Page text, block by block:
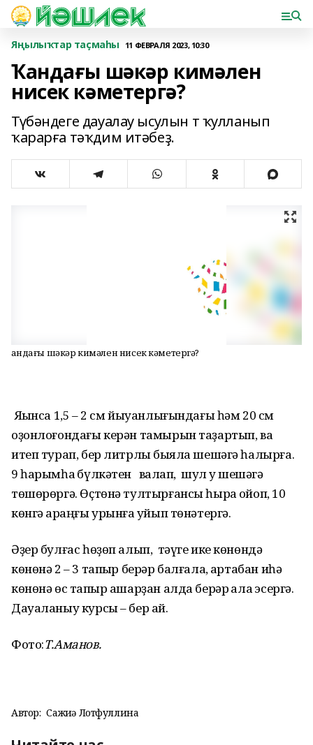
Яңылыҡтар таҫмаһы 11 ФЕВРАЛЯ 2023, 10:30
Ҡандағы шәкәр кимәлен
нисек кәметергә?
Түбәндеге дауалау ысулын т ҡулланып
ҡарарға тәҡдим итәбеҙ.
Ҡандағы шәкәр кимәлен нисек кәметергә?
Яҡынса 1,5 – 2 см йыуанлығындағы һәм 20 см
оҙонлоғондағы керән тамырын таҙартып, ваҡ
итеп турап, бер литрлыҡ быяла шешәгә һалырға.
9 һарымһаҡ бүлкәтен ваҡлап, шул уҡ шешәгә
төшөрөргә. Өҫтөнә тултырғансы һыра ҡойоп, 10
көнгә ҡараңғы урынға ҡуйып төнәтергә.
Әҙер булғас һөҙөп алып, тәүге ике көнөндә
көнөнә 2 – 3 тапҡыр берәр балғалаҡ, артабан иһә
көнөнә өс тапҡыр ашарҙан алда берәр ҡалаҡ эсергә.
Дауаланыу курсы – бер ай.
Фото:Т.Аманов.
Автор: Сажиҙә Лотфуллина